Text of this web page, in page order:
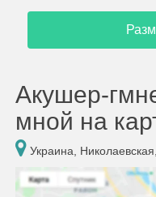
Акушер-
мной на
Украина,